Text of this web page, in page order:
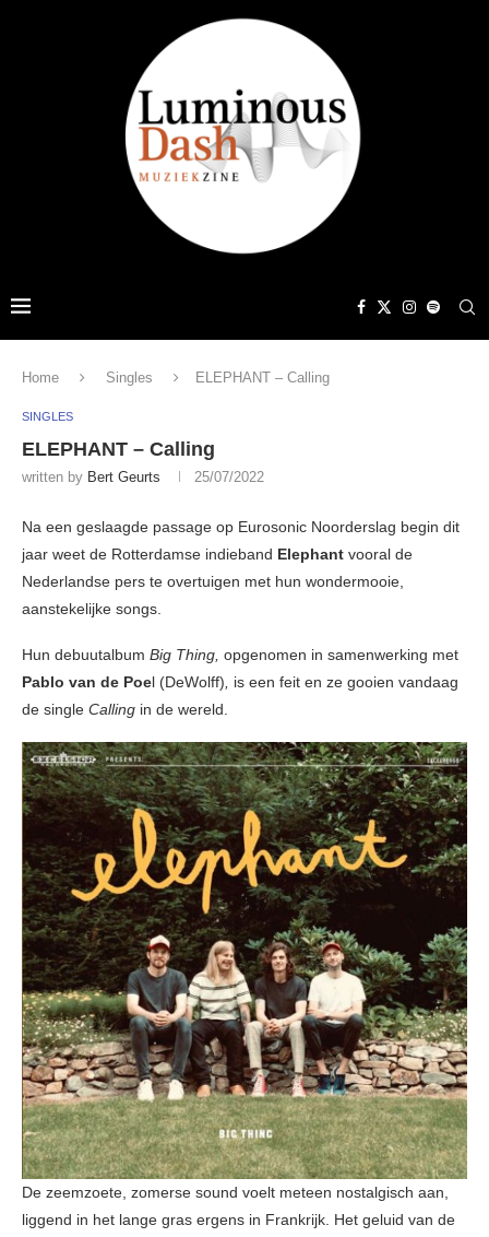
Home Singles ELEPHANT – Calling
SINGLES
ELEPHANT – Calling
written by Bert Geurts 25/07/2022
Na een geslaagde passage op Eurosonic Noorderslag begin dit
jaar weet de Rotterdamse indieband Elephant vooral de
Nederlandse pers te overtuigen met hun wondermooie,
aanstekelijke songs.
Hun debuutalbum Big Thing, opgenomen in samenwerking met
Pablo van de Poel (DeWolff), is een feit en ze gooien vandaag
de single Calling in de wereld.
De zeemzoete, zomerse sound voelt meteen nostalgisch aan,
liggend in het lange gras ergens in Frankrijk. Het geluid van de